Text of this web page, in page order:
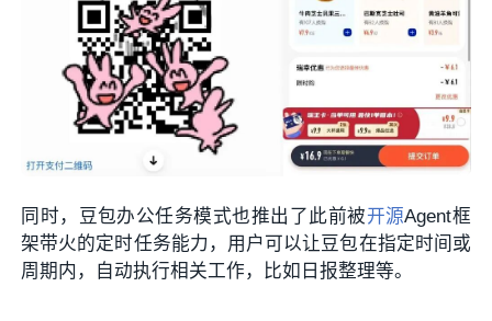
同时，豆包办公任务模式也推出了此前被开源Agent框
架带火的定时任务能力，用户可以让豆包在指定时间或
周期内，自动执行相关工作，比如日报整理等。